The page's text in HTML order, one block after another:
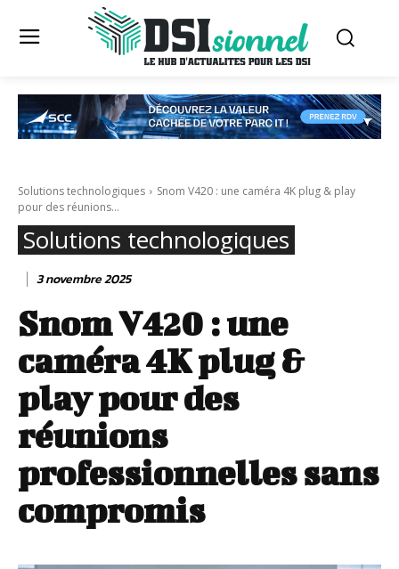
Solutions technologiques
Snom V420 : une caméra 4K plug & play
pour des réunions...
Solutions technologiques
3 novembre 2025
Snom V420 : une
caméra 4K plug &
play pour des
réunions
professionnelles sans
compromis